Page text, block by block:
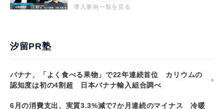
導入事例一覧を見る
汐留PR塾
バナナ、「よく食べる果物」で22年連続首位 カリウムの
認知度は初の4割超 日本バナナ輸入組合調べ
6月の消費支出、実質3.3%減で7か月連続のマイナス 冷暖